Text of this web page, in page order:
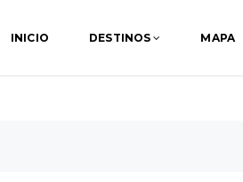
INICIO DESTINOS MAPA